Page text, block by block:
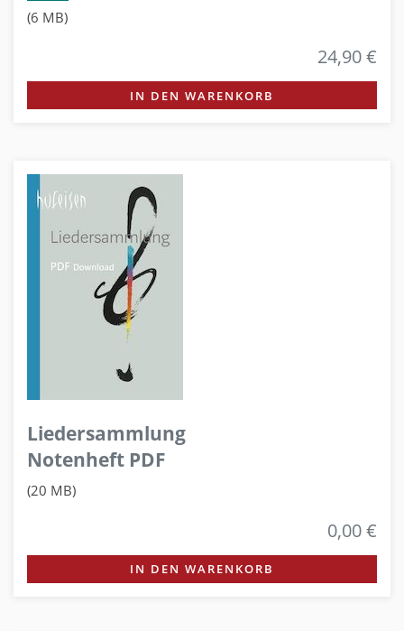
(6 MB)
24,90 €
IN DEN WARENKORB
Liedersammlung
Notenheft PDF
(20 MB)
0,00 €
IN DEN WARENKORB